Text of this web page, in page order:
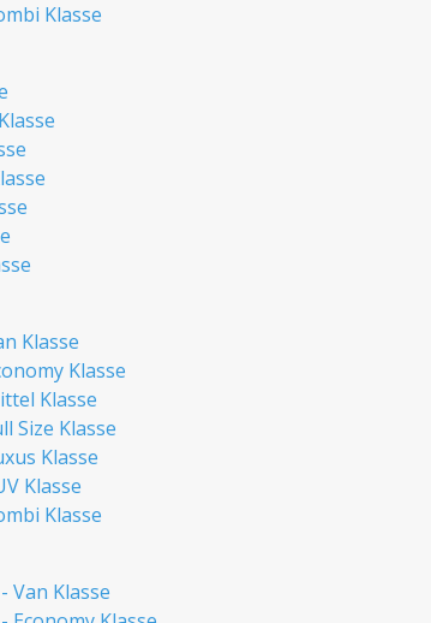
Klasse
Klasse
Klasse
Klasse
Size Klasse
Klasse
Klasse
Klasse
Van Klasse